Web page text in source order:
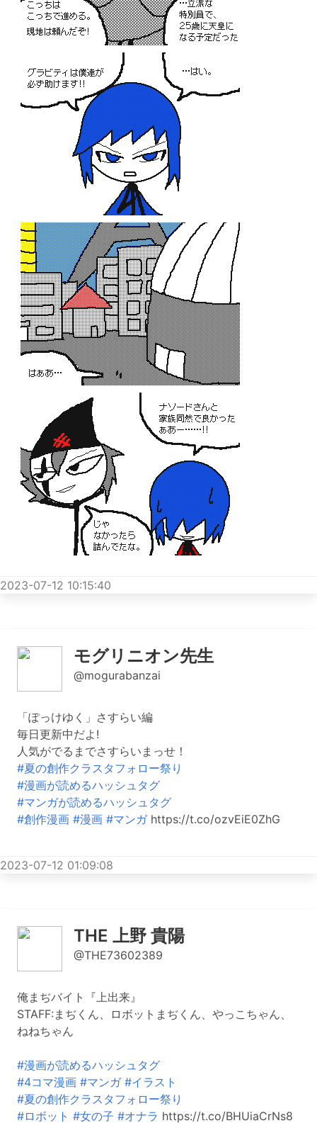
2023-07-12 10:15:40
モグリニオン先生
@mogurabanzai
「ぽっけゆく」さすらい編
毎日更新中だよ!
人気がでるまでさすらいまっせ！
#夏の創作クラスタフォロー祭り
#漫画が読めるハッシュタグ
#マンガが読めるハッシュタグ
#創作漫画 #漫画 #マンガhttps://t.co/ozvEiE0ZhG
2023-07-12 01:09:08
THE 上野 貴陽
@THE73602389
俺まぢバイト『上出来』
STAFF:まぢくん、ロボットまぢくん、やっこちゃん、
ねねちゃん
#漫画が読めるハッシュタグ
#4コマ漫画 #マンガ #イラスト
#夏の創作クラスタフォロー祭り
#ロボット #女の子 #オナラ https://t.co/BHUiaCrNs8